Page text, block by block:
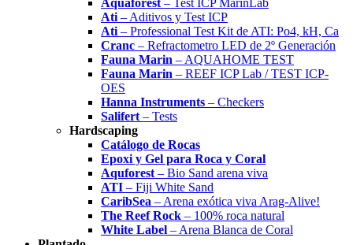
Aquaforest – Test ICP MarinLab
Ati – Aditivos y Test ICP
Ati – Professional Test Kit de ATI: Po4, kH, Ca
Cranc – Refractometro LED de 2º Generación
Fauna Marin – AQUAHOME TEST
Fauna Marin – REEF ICP Lab / TEST ICP-
OES
Hanna Instruments – Checkers
Salifert – Tests
Hardscaping
Catálogo de Rocas
Epoxi y Gel para Roca y Coral
Aquforest – Bio Sand arena viva
ATI – Fiji White Sand
CaribSea – Arena exótica viva Arag-Alive!
The Reef Rock – 100% roca natural
White Label – Arena Blanca de Coral